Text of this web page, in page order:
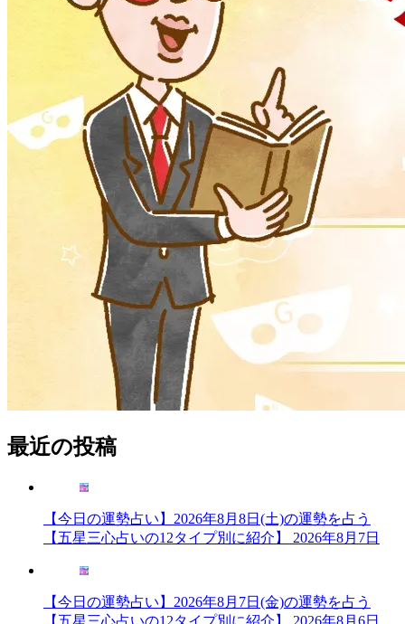
最近の投稿
【今日の運勢占い】2026年8月8日(土)の運勢を占う
【五星三心占いの12タイプ別に紹介】
2026年8月7日
【今日の運勢占い】2026年8月7日(金)の運勢を占う
【五星三心占いの12タイプ別に紹介】
2026年8月6日